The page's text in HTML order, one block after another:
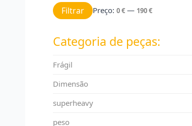
Preço mínimo
Preço máximo
Filtrar Preço: 0 € — 190 €
Categoria de peças:
Frágil
Dimensão
superheavy
peso